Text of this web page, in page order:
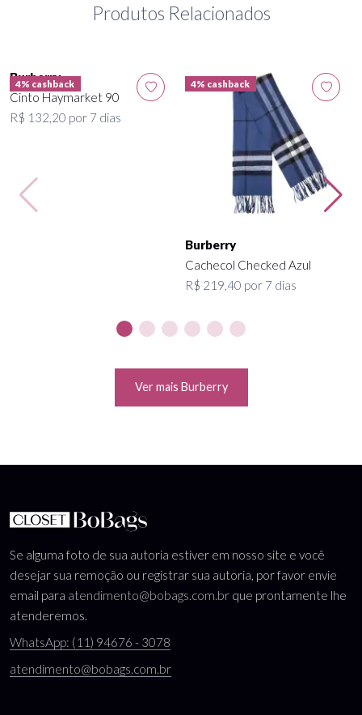
Produtos Relacionados
4% cashback 4% cashback
Burberry
Cachecol Checked Azul
R$ 219,40 por 7 dias
Ver mais Burberry
Se alguma foto de sua autoria estiver em nosso site e você
desejar sua remoção ou registrar sua autoria, por favor envie
email para atendimento@bobags.com.br que prontamente lhe
atenderemos.
WhatsApp: (11) 94676 - 3078
atendimento@bobags.com.br